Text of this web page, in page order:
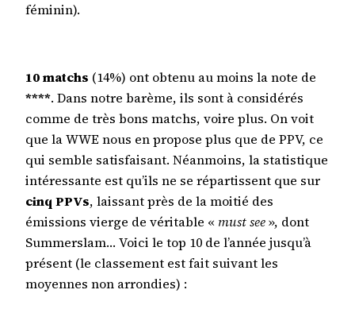
féminin).
10 matchs (14%) ont obtenu au moins la note de
****. Dans notre barème, ils sont à considérés
comme de très bons matchs, voire plus. On voit
que la WWE nous en propose plus que de PPV, ce
qui semble satisfaisant. Néanmoins, la statistique
intéressante est qu’ils ne se répartissent que sur
cinq PPVs, laissant près de la moitié des
émissions vierge de véritable « must see», dont
Summerslam… Voici le top 10 de l’année jusqu’à
présent (le classement est fait suivant les
moyennes non arrondies) :